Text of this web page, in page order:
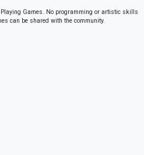
Games. No programming or artistic skills
can be shared with the community.